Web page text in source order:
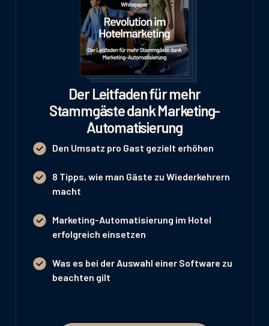
Der Leitfaden für mehr
Stammgäste dank Marketing-
Automatisierung
Den Umsatz pro Gast gezielt erhöhen
8 Tipps, wie man Gäste zu Wiederkehrern
macht
Marketing-Automatisierung im Hotel
erfolgreich einsetzen
Was es bei der Auswahl einer Software zu
beachten gilt